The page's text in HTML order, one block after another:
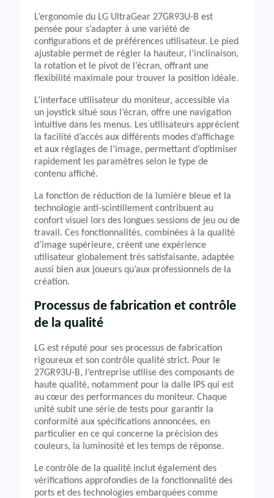
L’ergonomie du LG UltraGear 27GR93U-B est
pensée pour s’adapter à une variété de
configurations et de préférences utilisateur. Le pied
ajustable permet de régler la hauteur, l’inclinaison,
la rotation et le pivot de l’écran, offrant une
flexibilité maximale pour trouver la position idéale.
L’interface utilisateur du moniteur, accessible via
un joystick situé sous l’écran, offre une navigation
intuitive dans les menus. Les utilisateurs apprécient
la facilité d’accès aux différents modes d’affichage
et aux réglages de l’image, permettant d’optimiser
rapidement les paramètres selon le type de
contenu affiché.
La fonction de réduction de la lumière bleue et la
technologie anti-scintillement contribuent au
confort visuel lors des longues sessions de jeu ou de
travail. Ces fonctionnalités, combinées à la qualité
d’image supérieure, créent une expérience
utilisateur globalement très satisfaisante, adaptée
aussi bien aux joueurs qu’aux professionnels de la
création.
Processus de fabrication et contrôle
de la qualité
LG est réputé pour ses processus de fabrication
rigoureux et son contrôle qualité strict. Pour le
27GR93U-B, l’entreprise utilise des composants de
haute qualité, notamment pour la dalle IPS qui est
au cœur des performances du moniteur. Chaque
unité subit une série de tests pour garantir la
conformité aux spécifications annoncées, en
particulier en ce qui concerne la précision des
couleurs, la luminosité et les temps de réponse.
Le contrôle de la qualité inclut également des
vérifications approfondies de la fonctionnalité des
ports et des technologies embarquées comme